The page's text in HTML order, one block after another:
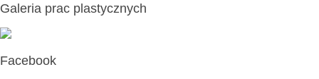
Galeria prac plastycznych
Facebook